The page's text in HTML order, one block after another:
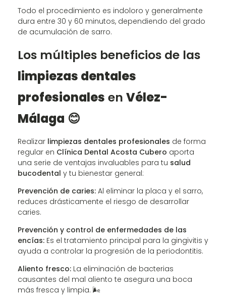
Todo el procedimiento es indoloro y generalmente
dura entre 30 y 60 minutos, dependiendo del grado
de acumulación de sarro.
Los múltiples beneficios de las
limpiezas dentales
profesionales en Vélez-
Málaga 😊
Realizar limpiezas dentales profesionales de forma
regular en Clínica Dental Acosta Cubero aporta
una serie de ventajas invaluables para tu salud
bucodental y tu bienestar general:
Prevención de caries: Al eliminar la placa y el sarro,
reduces drásticamente el riesgo de desarrollar
caries.
Prevención y control de enfermedades de las
encías: Es el tratamiento principal para la gingivitis y
ayuda a controlar la progresión de la periodontitis.
Aliento fresco: La eliminación de bacterias
causantes del mal aliento te asegura una boca
más fresca y limpia. 🌬️